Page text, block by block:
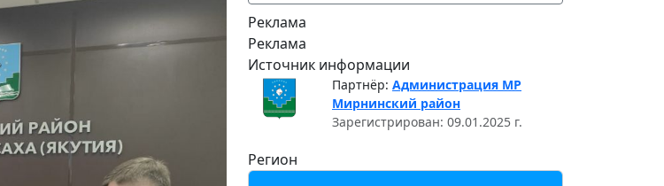
Реклама
Реклама
Источник информации
Партнёр: Администрация МР
Мирнинский район
Зарегистрирован: 09.01.2025 г.
Регион